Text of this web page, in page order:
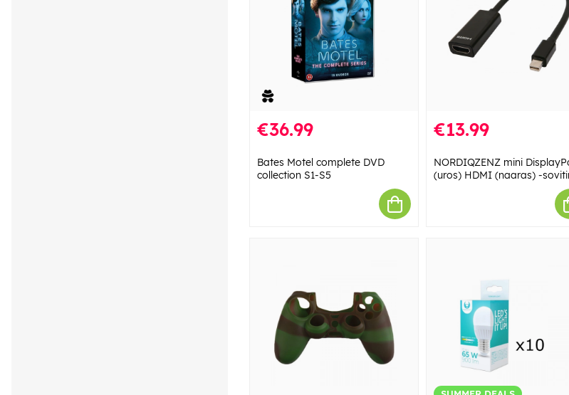
€36.99
Bates Motel complete DVD
collection S1-S5
€13.99
NORDIQZENZ mini
(uros) HDMI (naaras) -